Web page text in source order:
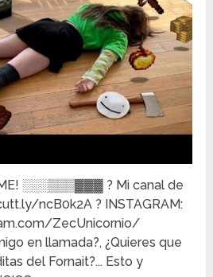
░░░▒▒▒▓▓▓ ? Mi canal de
ncB0k2A ? INSTAGRAM:
ZecUnicornio/
en llamada?, ¿Quieres que
del Fornait?... Esto y